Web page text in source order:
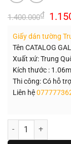
1.400.000₫ Giá
gốc
Giấy dán tường
Tên CATALOG
Xuất xứ: Trung
Kích thước :
Thi công: Có hỗ
Liên hệ
Số lượng